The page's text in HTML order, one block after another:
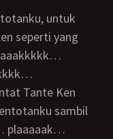
seperti yang
sambil
plaaaaak…